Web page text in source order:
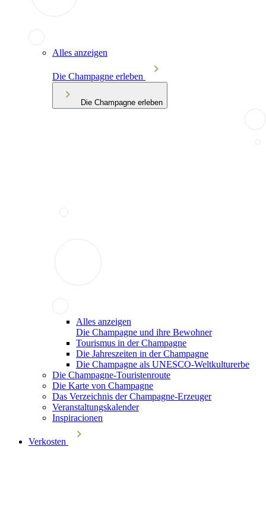
Alles anzeigen
Die Champagne erleben
Die Champagne erleben
Alles anzeigen
Die Champagne und ihre Bewohner
Tourismus in der Champagne
Die Jahreszeiten in der Champagne
Die Champagne als UNESCO-Weltkulturerbe
Die Champagne-Touristenroute
Die Karte von Champagne
Das Verzeichnis der Champagne-Erzeuger
Veranstaltungskalender
Inspiracionen
Verkosten